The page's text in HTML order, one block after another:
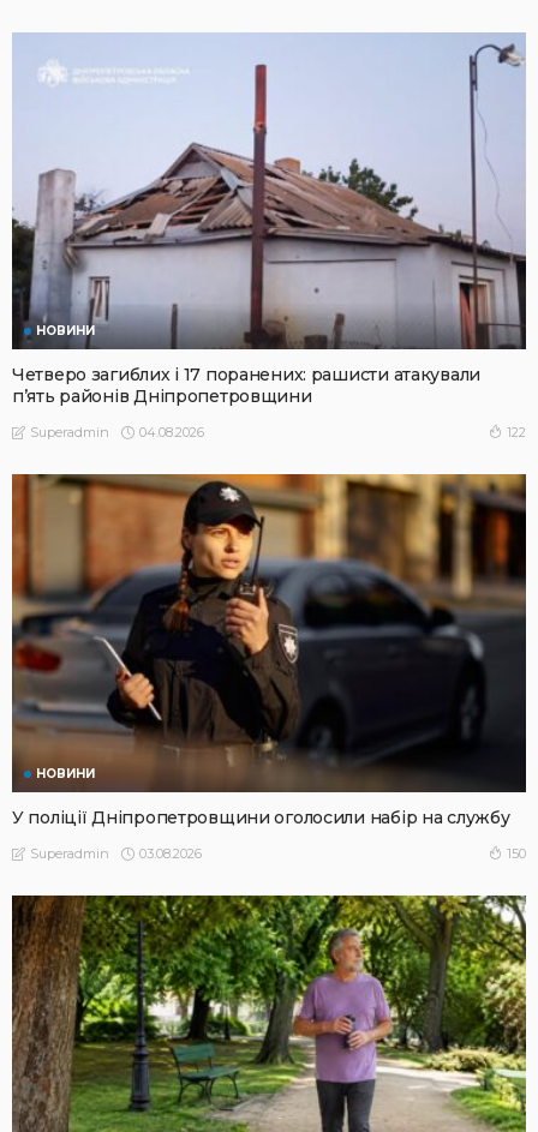
НОВИНИ
Четверо загиблих і 17 поранених: рашисти атакували
п’ять районів Дніпропетровщини
Superadmin 04.08.2026 122
НОВИНИ
У поліції Дніпропетровщини оголосили набір на службу
Superadmin 03.08.2026 150